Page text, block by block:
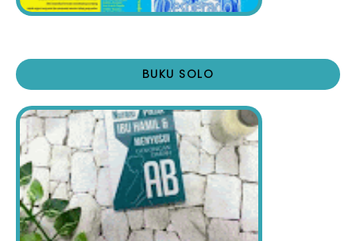
BUKU SOLO